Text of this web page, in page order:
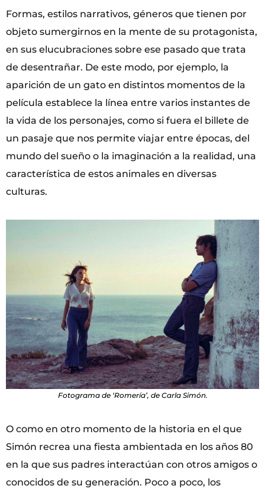
Formas, estilos narrativos, géneros que tienen por
objeto sumergirnos en la mente de su protagonista,
en sus elucubraciones sobre ese pasado que trata
de desentrañar. De este modo, por ejemplo, la
aparición de un gato en distintos momentos de la
película establece la línea entre varios instantes de
la vida de los personajes, como si fuera el billete de
un pasaje que nos permite viajar entre épocas, del
mundo del sueño o la imaginación a la realidad, una
característica de estos animales en diversas
culturas.
Fotograma de ‘Romería’, de Carla Simón.
O como en otro momento de la historia en el que
Simón recrea una fiesta ambientada en los años 80
en la que sus padres interactúan con otros amigos o
conocidos de su generación. Poco a poco, los